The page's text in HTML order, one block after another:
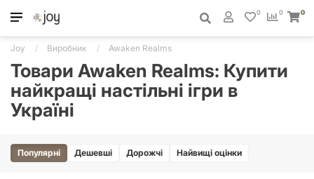
0
0 0
Joy Виробник Awaken Realms
Товари Awaken Realms: Купити
найкращі настільні ігри в
Україні
Популярні Дешевші Дорожчі Найвищі оцінки